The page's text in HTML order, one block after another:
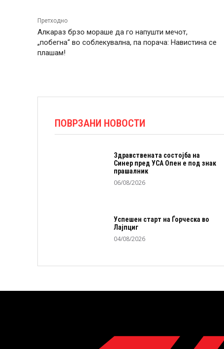
Претходно
Алкараз брзо мораше да го напушти мечот,
„побегна“ во соблекувална, па порача: Навистина се
плашам!
ПОВРЗАНИ НОВОСТИ
Здравствената состојба на
Синер пред УСА Опен е под знак
прашалник
06/08/2026
Успешен старт на Ѓорческа во
Лајпциг
04/08/2026